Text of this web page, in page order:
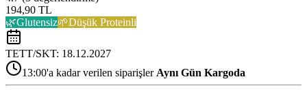
194,90 TL
🌿Glutensiz🌱Düşük Proteinli
TETT/SKT: 18.12.2027
13:00'a kadar verilen siparişler Aynı Gün Kargoda